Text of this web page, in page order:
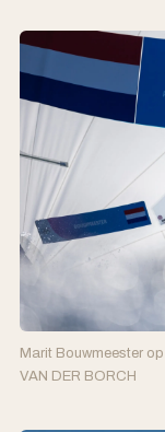
Marit Bouwmeester
VAN DER BORCH